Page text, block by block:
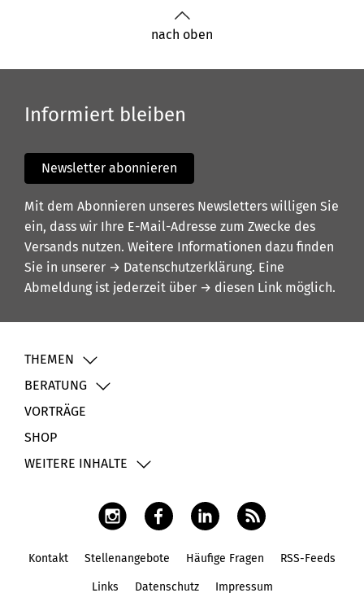
nach oben
Informiert bleiben
Newsletter abonnieren
Mit dem Abonnieren unseres Newsletters willigen Sie
ein, dass wir Ihre E-Mail-Adresse zum Zwecke des
Versands nutzen. Weitere Informationen dazu finden
Sie in unserer → Datenschutzerklärung. Eine
Abmeldung ist jederzeit über → diesen Link möglich.
THEMEN
BERATUNG
VORTRÄGE
SHOP
WEITERE INHALTE
Kontakt Stellenangebote Häufige Fragen RSS-Feeds
Links Datenschutz Impressum